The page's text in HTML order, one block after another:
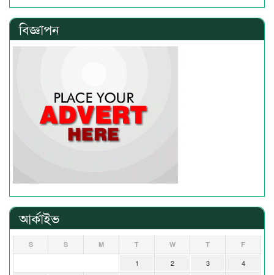
বিজ্ঞাপন
আর্কাইভ
S S M T W T F
1 2 3
4